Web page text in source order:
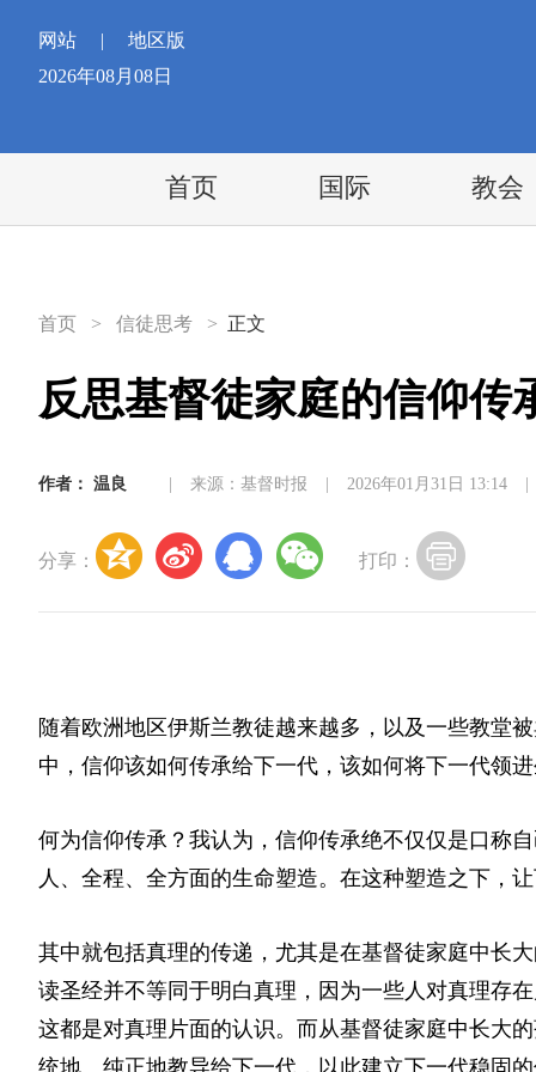
网站 |
地区版
2026年08月08日
首页 国际 教会
首页 > 信徒思考 > 正文
反思基督徒家庭的信仰传
作者： 温良 来源：基督时报 2026年01月31日 13:14
分享： 打印：
随着欧洲地区伊斯兰教徒越来越多，以及一些教堂
中，信仰该如何传承给下一代，该如何将下一代领
何为信仰传承？我认为，信仰传承绝不仅仅是口称
人、全程、全方面的生命塑造。在这种塑造之下，
其中就包括真理的传递，尤其是在基督徒家庭中长
读圣经并不等同于明白真理，因为一些人对真理存
这都是对真理片面的认识。而从基督徒家庭中长大
统地、纯正地教导给下一代，以此建立下一代稳固